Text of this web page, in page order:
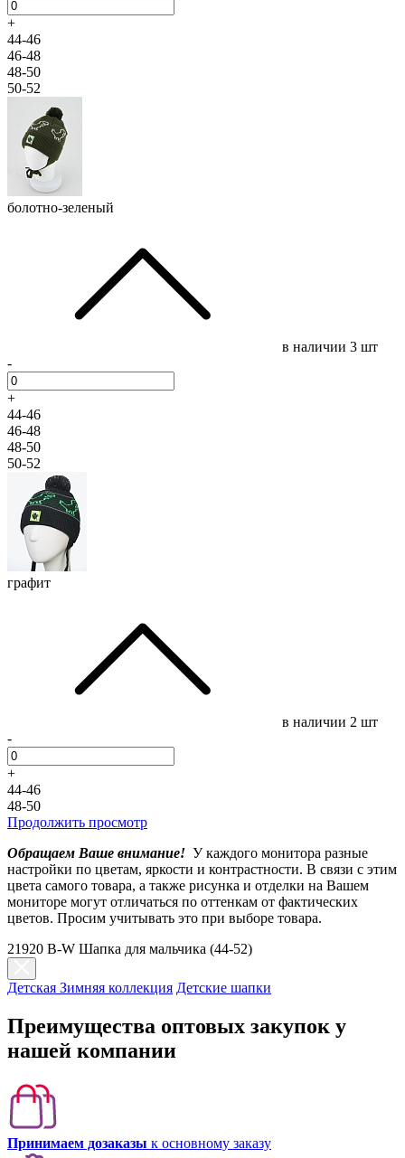
+
44-46
46-48
48-50
50-52
болотно-зеленый
в наличии 3 шт
-
+
44-46
46-48
48-50
50-52
графит
в наличии 2 шт
-
+
44-46
48-50
Продолжить просмотр
Обращаем Ваше внимание! У каждого монитора разные
настройки по цветам, яркости и контрастности. В связи с этим
цвета самого товара, а также рисунка и отделки на Вашем
мониторе могут отличаться по оттенкам от фактических
цветов. Просим учитывать это при выборе товара.
21920 B-W Шапка для мальчика (44-52)
Детская Зимняя коллекция Детские шапки
Преимущества оптовых закупок у
нашей компании
Принимаем дозаказы к основному заказу